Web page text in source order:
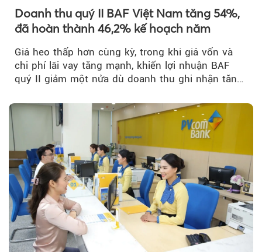
Theo
Doanh thu quý II BAF Việt Nam tăng 54%,
đã hoàn thành 46,2% kế hoạch năm
Giá heo thấp hơn cùng kỳ, trong khi giá vốn và
chi phí lãi vay tăng mạnh, khiến lợi nhuận BAF
quý II giảm một nửa dù doanh thu ghi nhận tăng